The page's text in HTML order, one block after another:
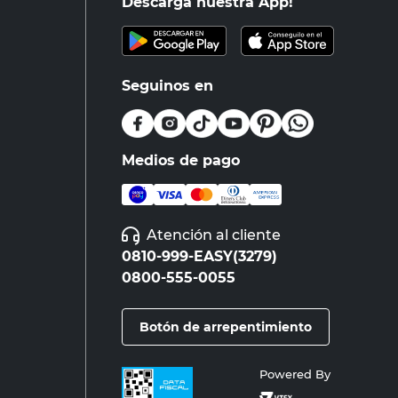
Seguinos en
Medios de pago
Atención al cliente
0810-999-EASY(3279)
0800-555-0055
Botón de arrepentimiento
Powered By